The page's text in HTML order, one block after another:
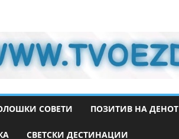
СОВЕТИ ПОЗИТИВ НА ДЕНОТ
СВЕТСКИ ДЕСТИНАЦИИ